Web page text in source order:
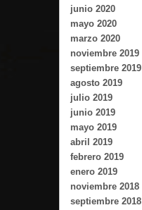
junio 2020
mayo 2020
marzo 2020
noviembre 2019
septiembre 2019
agosto 2019
julio 2019
junio 2019
mayo 2019
abril 2019
febrero 2019
enero 2019
noviembre 2018
septiembre 2018